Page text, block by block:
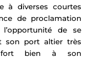
à diverses courtes
de proclamation
de se
son port altier très
fort bien à son